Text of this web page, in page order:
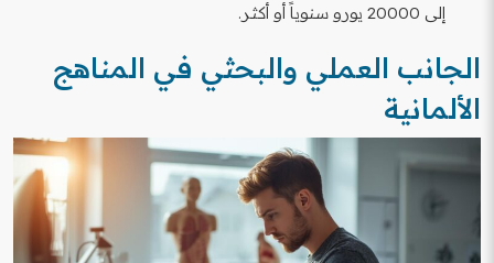
إلى 20000 يورو سنوياً أو أكثر.
الجانب العملي والبحثي في المناهج
الألمانية